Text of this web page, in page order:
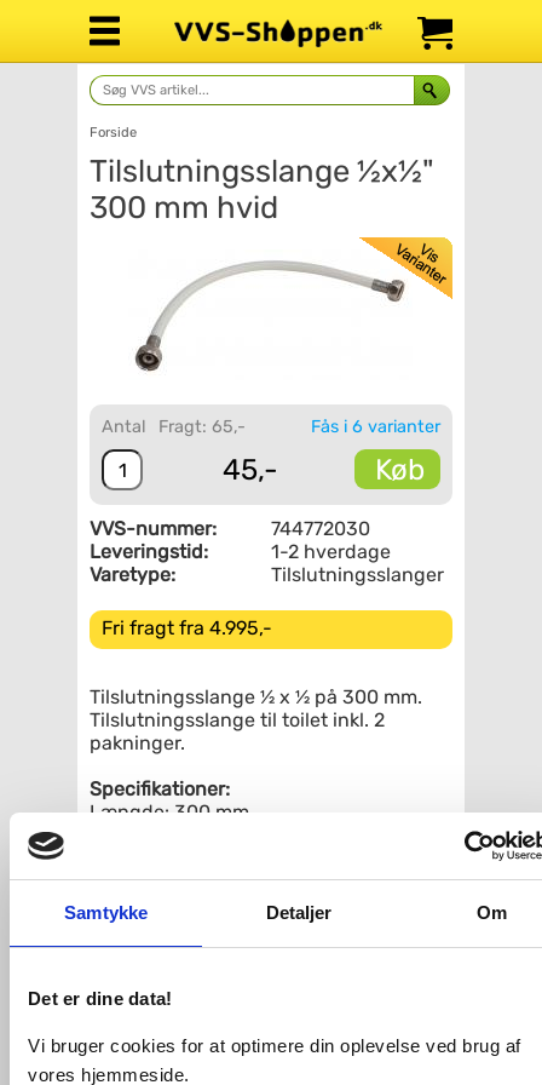
Samtykke Detaljer Om
Det er dine data!
Vi bruger cookies for at optimere din oplevelse ved brug af
vores hjemmeside.
Forside
Tilslutningsslange ½x½"
300 mm hvid
Fås i 6 varianter
Antal Fragt: 65,-
45,- Køb
VVS-nummer:
744772030
Leveringstid:
1-2 hverdage
Varetype:
Tilslutningsslanger
Fri fragt fra 4.995,-
Tilslutningsslange ½ x ½ på 300 mm.
Tilslutningsslange til toilet inkl. 2
pakninger.
Specifikationer:
Længde: 300 mm
Relaterede produkter